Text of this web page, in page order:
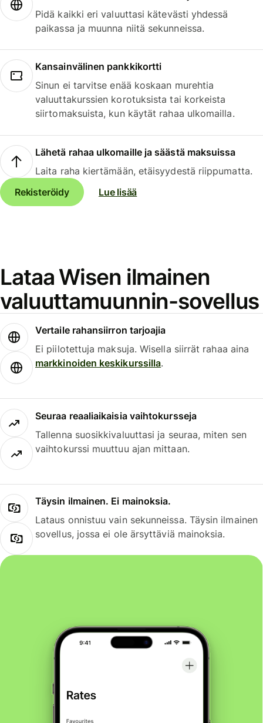
Pidä kaikki eri valuuttasi kätevästi yhdessä
paikassa ja muunna niitä sekunneissa.
Kansainvälinen pankkikortti
Sinun ei tarvitse enää koskaan murehtia
valuuttakurssien korotuksista tai korkeista
siirtomaksuista, kun käytät rahaa ulkomailla.
Lähetä rahaa ulkomaille ja säästä maksuissa
Laita raha kiertämään, etäisyydestä riippumatta.
Rekisteröidy
Lue lisää
Lataa Wisen ilmainen
valuuttamuunnin-sovellus
Vertaile rahansiirron tarjoajia
Ei piilotettuja maksuja. Wisella siirrät rahaa aina
markkinoiden keskikurssilla.
Seuraa reaaliaikaisia vaihtokursseja
Tallenna suosikkivaluuttasi ja seuraa, miten sen
vaihtokurssi muuttuu ajan mittaan.
Täysin ilmainen. Ei mainoksia.
Lataus onnistuu vain sekunneissa. Täysin ilmainen
sovellus, jossa ei ole ärsyttäviä mainoksia.